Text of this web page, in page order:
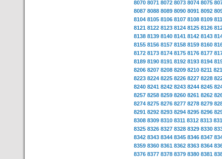
8070 8071 8072 8073 8074 8075
8087 8088 8089 8090 8091 8092
8104 8105 8106 8107 8108 8109
8121 8122 8123 8124 8125 8126
8138 8139 8140 8141 8142 8143
8155 8156 8157 8158 8159 8160
8172 8173 8174 8175 8176 8177
8189 8190 8191 8192 8193 8194
8206 8207 8208 8209 8210 8211
8223 8224 8225 8226 8227 8228
8240 8241 8242 8243 8244 8245
8257 8258 8259 8260 8261 8262
8274 8275 8276 8277 8278 8279
8291 8292 8293 8294 8295 8296
8308 8309 8310 8311 8312 8313
8325 8326 8327 8328 8329 8330
8342 8343 8344 8345 8346 8347
8359 8360 8361 8362 8363 8364
8376 8377 8378 8379 8380 8381